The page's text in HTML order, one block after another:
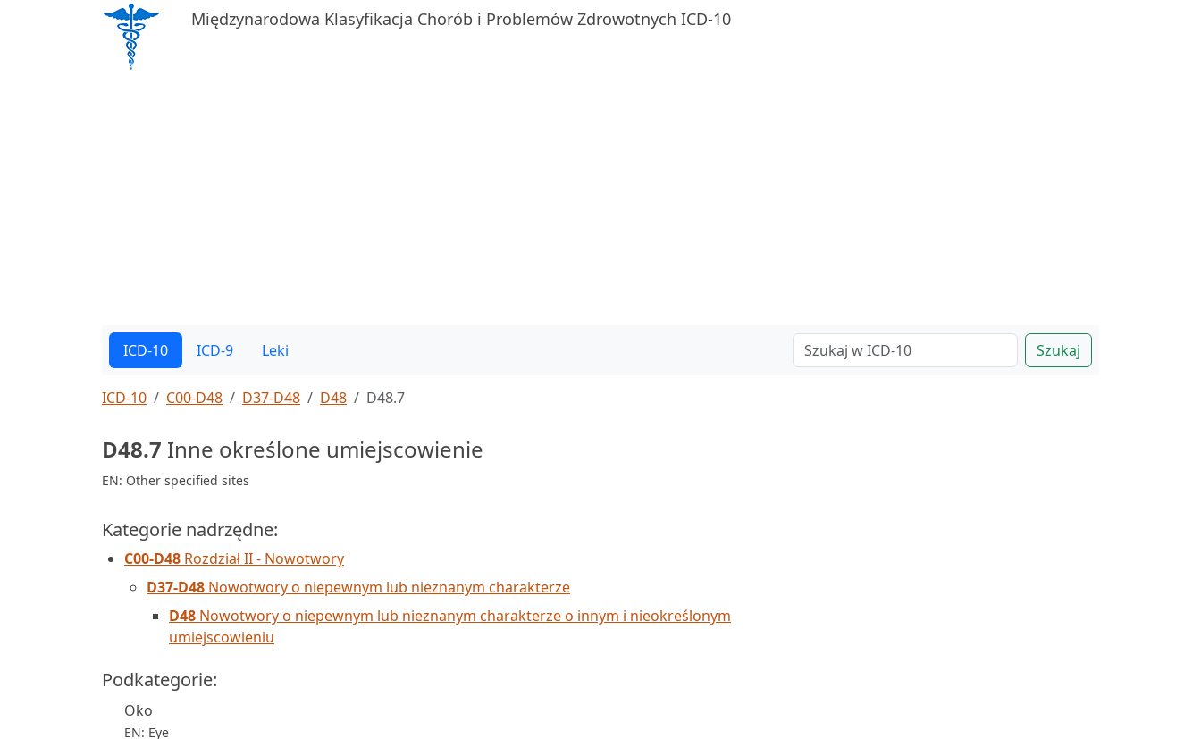
Międzynarodowa Klasyfikacja Chorób i Problemów Zdrowotnych ICD-10
ICD-10 ICD-9 Leki Szukaj
ICD-10 C00-D48 D37-D48 D48 D48.7
D48.7 Inne określone umiejscowienie
EN: Other specified sites
Kategorie nadrzędne:
C00-D48 Rozdział II - Nowotwory
D37-D48 Nowotwory o niepewnym lub nieznanym charakterze
D48 Nowotwory o niepewnym lub nieznanym charakterze o innym i nieokreślonym
umiejscowieniu
Podkategorie:
Oko
EN: Eye